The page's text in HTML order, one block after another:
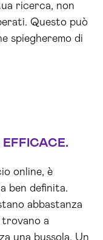
ricerca, non
Questo può
spiegheremo di
online, è
ben definita.
abbastanza
a
una bussola. Un